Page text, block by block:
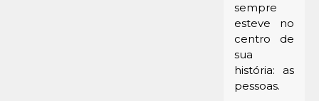
sempre
esteve no
centro de
sua
história: as
pessoas.